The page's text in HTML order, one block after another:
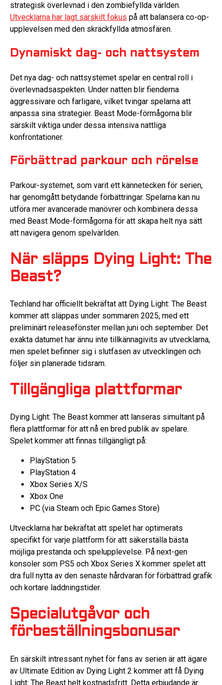
strategisk överlevnad i den zombiefyllda världen.
Utvecklarna har lagt särskilt fokus på att balansera co-op-
upplevelsen med den skräckfyllda atmosfären.
Dynamiskt dag- och nattsystem
Det nya dag- och nattsystemet spelar en central roll i
överlevnadsaspekten. Under natten blir fienderna
aggressivare och farligare, vilket tvingar spelarna att
anpassa sina strategier. Beast Mode-förmågorna blir
särskilt viktiga under dessa intensiva nattliga
konfrontationer.
Förbättrad parkour och rörelse
Parkour-systemet, som varit ett kännetecken för serien,
har genomgått betydande förbättringar. Spelarna kan nu
utföra mer avancerade manövrer och kombinera dessa
med Beast Mode-förmågorna för att skapa helt nya sätt
att navigera genom spelvärlden.
När släpps Dying Light: The
Beast?
Techland har officiellt bekräftat att Dying Light: The Beast
kommer att släppas under sommaren 2025, med ett
preliminärt releasefönster mellan juni och september. Det
exakta datumet har ännu inte tillkännagivits av utvecklarna,
men spelet befinner sig i slutfasen av utvecklingen och
följer sin planerade tidsram.
Tillgängliga plattformar
Dying Light: The Beast kommer att lanseras simultant på
flera plattformar för att nå en bred publik av spelare.
Spelet kommer att finnas tillgängligt på:
PlayStation 5
PlayStation 4
Xbox Series X/S
Xbox One
PC (via Steam och Epic Games Store)
Utvecklarna har bekräftat att spelet har optimerats
specifikt för varje plattform för att säkerställa bästa
möjliga prestanda och spelupplevelse. På next-gen
konsoler som PS5 och Xbox Series X kommer spelet att
dra full nytta av den senaste hårdvaran för förbättrad grafik
och kortare laddningstider.
Specialutgåvor och
förbeställningsbonusar
En särskilt intressant nyhet för fans av serien är att ägare
av Ultimate Edition av Dying Light 2 kommer att få Dying
Light: The Beast helt kostnadsfritt. Detta erbjudande är